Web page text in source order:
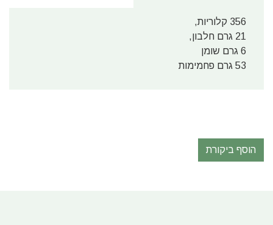
356 קלוריות,
21 גרם חלבון,
6 גרם שומן
53 גרם פחמימות
הוסף ביקורת